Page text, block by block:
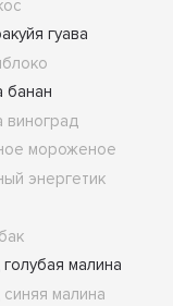
гуава
банан
виноград
мороженое
энергетик
малина
малина